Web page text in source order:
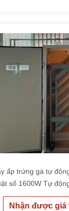
ấp trứng gà tự
số 1600W Tự
gà lôi
Nhận được giá